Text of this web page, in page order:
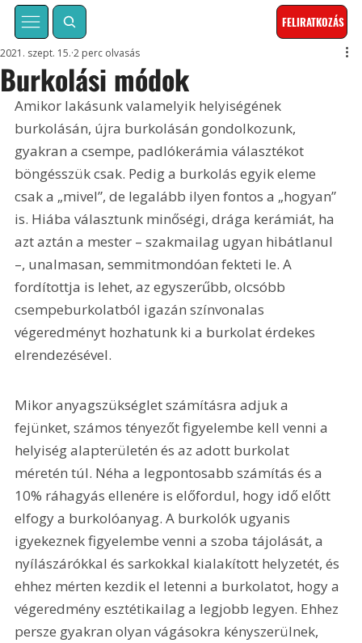
FELIRATKOZÁS
Burkolási módok
2021. szept. 15. 2 perc olvasás
Amikor lakásunk valamelyik helyiségének
burkolásán, újra burkolásán gondolkozunk,
gyakran a csempe, padlókerámia választékot
böngésszük csak. Pedig a burkolás egyik eleme
csak a „mivel”, de legalább ilyen fontos a „hogyan”
is. Hiába választunk minőségi, drága kerámiát, ha
azt aztán a mester – szakmailag ugyan hibátlanul
–, unalmasan, semmitmondóan fekteti le. A
fordítottja is lehet, az egyszerűbb, olcsóbb
csempeburkolatból igazán színvonalas
végeredményt hozhatunk ki a burkolat érdekes
elrendezésével.
Mikor anyagszükséglet számításra adjuk a
fejünket, számos tényezőt figyelembe kell venni a
helyiség alapterületén és az adott burkolat
méretén túl. Néha a legpontosabb számítás és a
10% ráhagyás ellenére is előfordul, hogy idő előtt
elfogy a burkolóanyag. A burkolók ugyanis
igyekeznek figyelembe venni a szoba tájolását, a
nyílászárókkal és sarkokkal kialakított helyzetét, és
ehhez mérten kezdik el letenni a burkolatot, hogy a
végeredmény esztétikailag a legjobb legyen. Ehhez
persze gyakran olyan vágásokra kényszerülnek,